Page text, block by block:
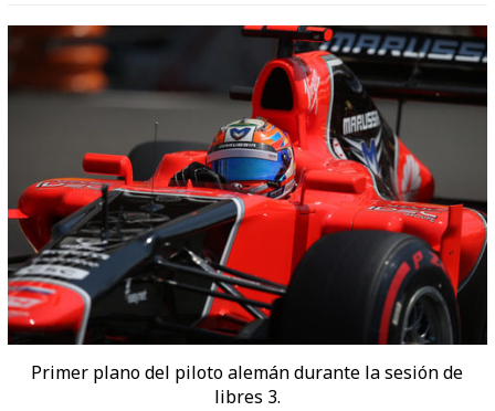
Primer plano del piloto alemán durante la sesión de
libres 3.